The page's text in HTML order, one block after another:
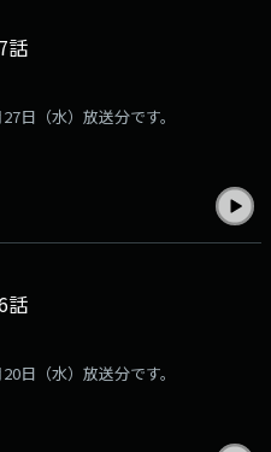
話
日（水）放送分です。
話
日（水）放送分です。